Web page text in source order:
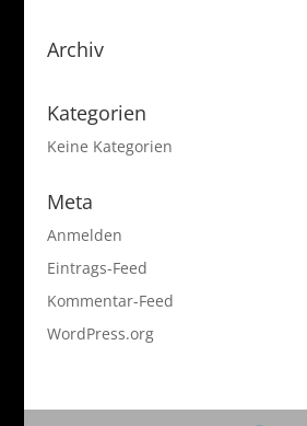
Archiv
Kategorien
Keine Kategorien
Meta
Anmelden
Eintrags-Feed
Kommentar-Feed
WordPress.org